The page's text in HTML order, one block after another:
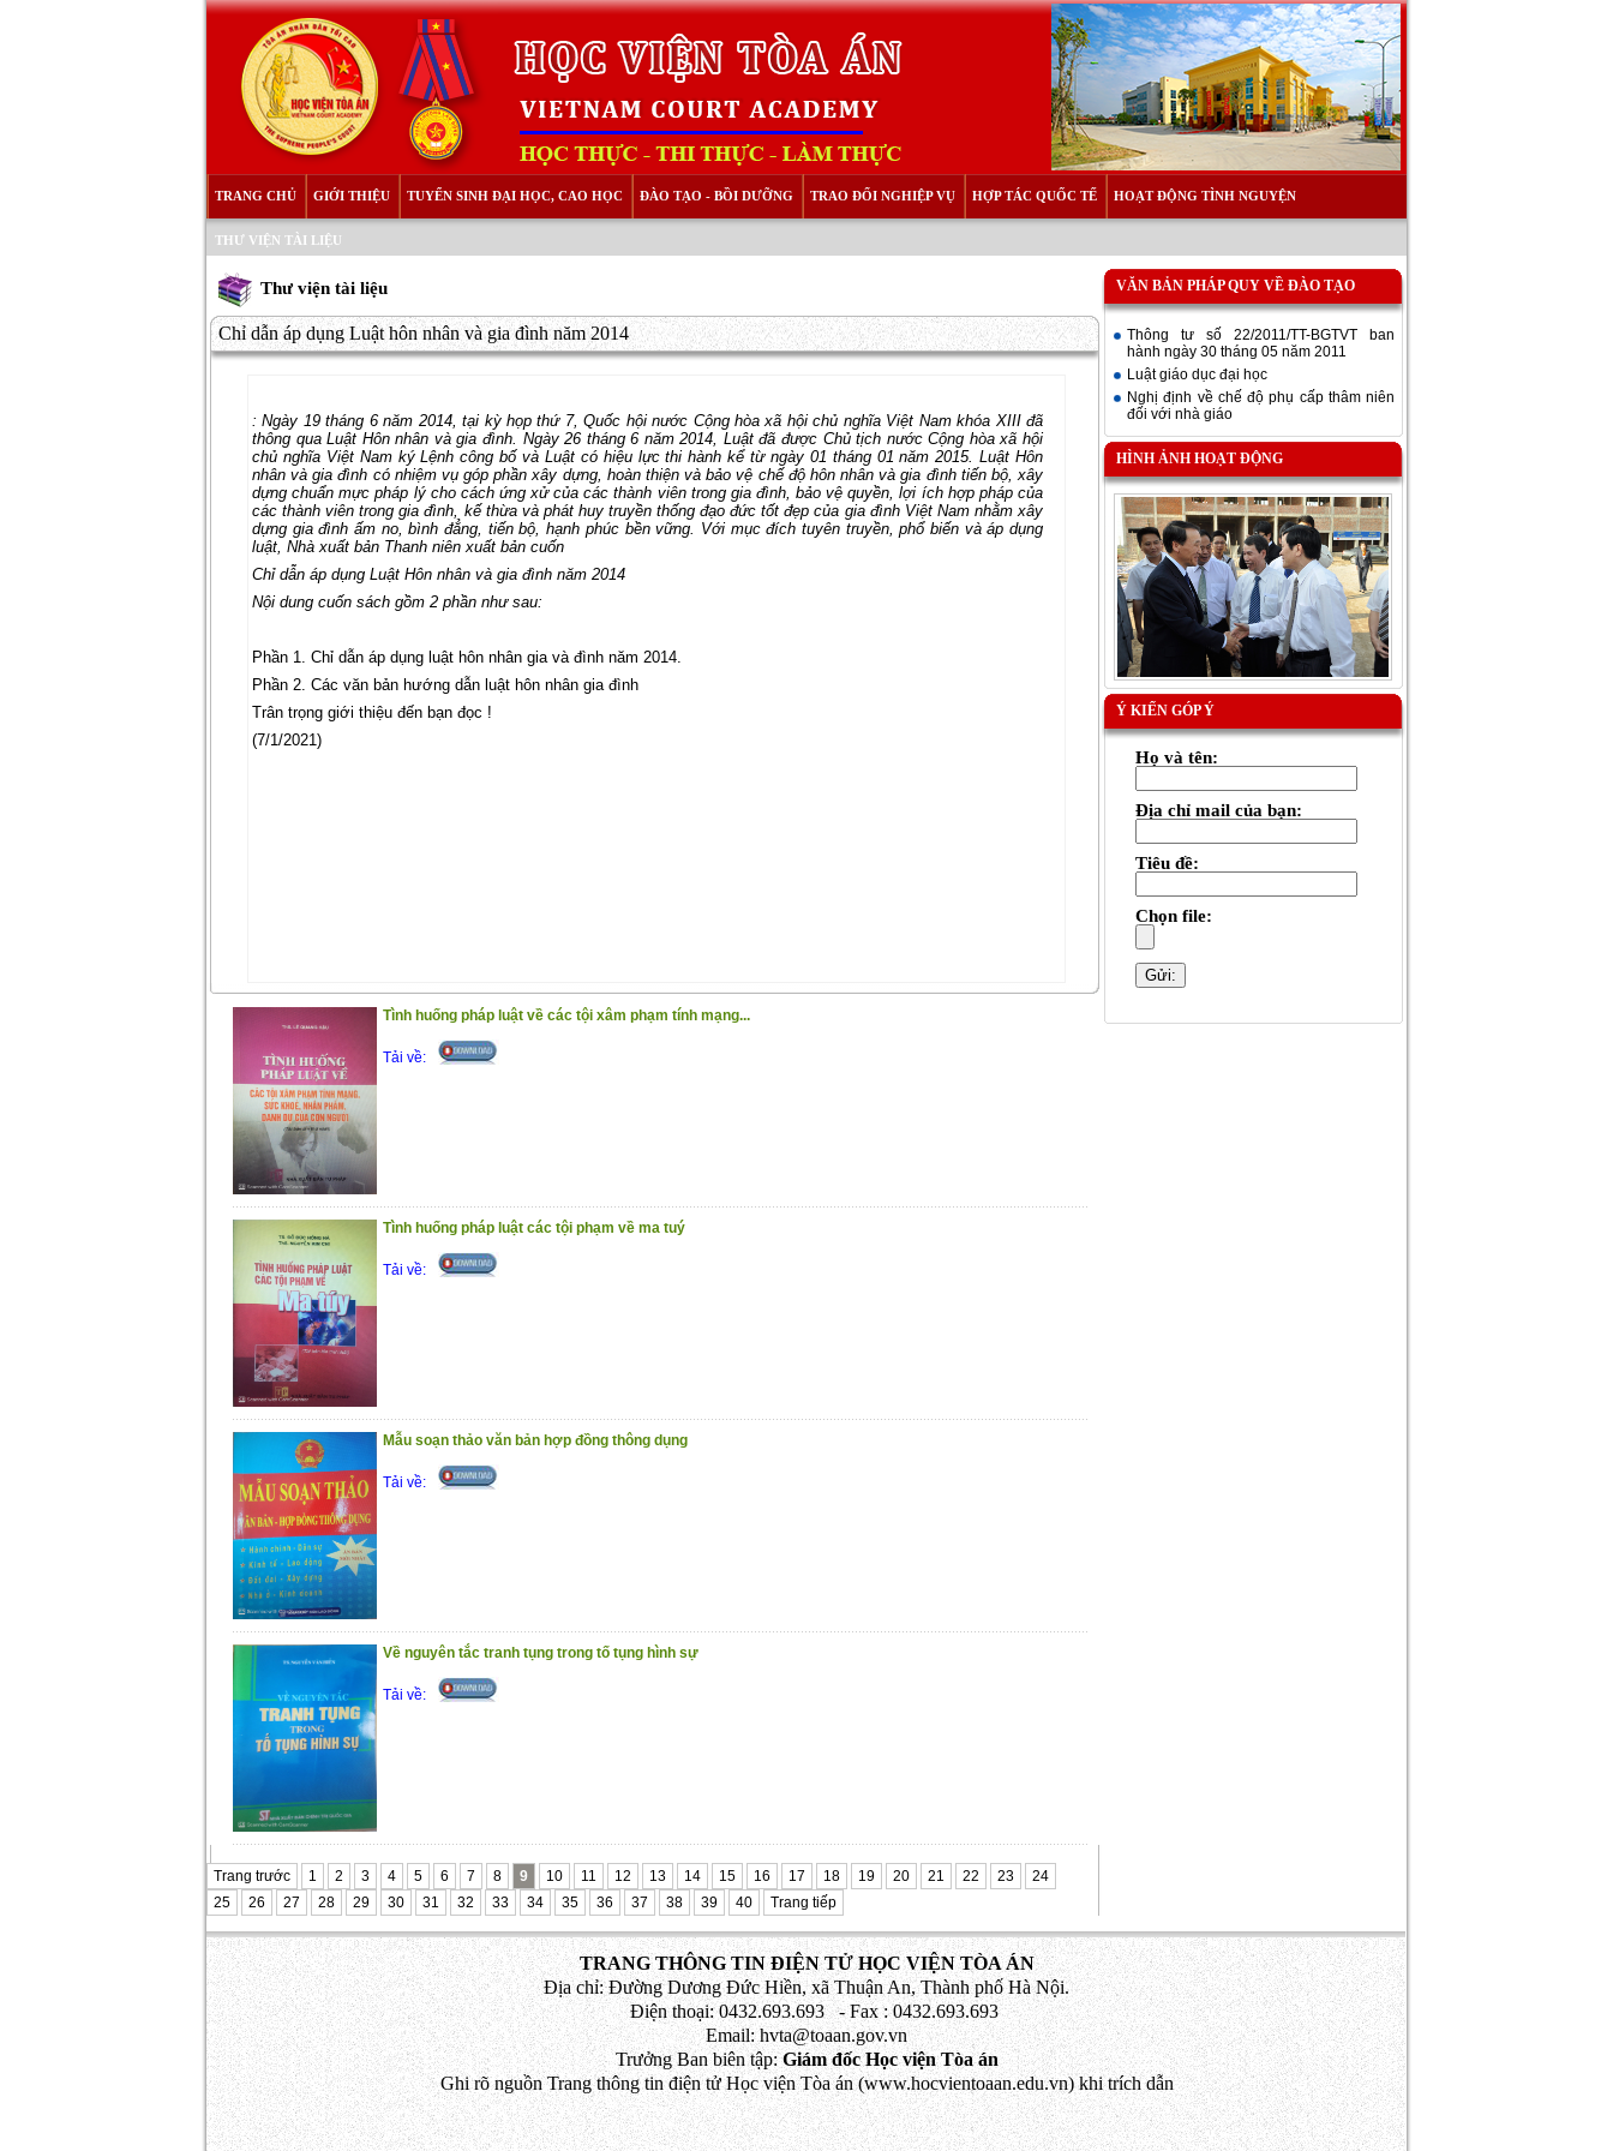
TRANG CHỦ GIỚI THIỆU TUYỂN SINH ĐẠI HỌC, CAO HỌC ĐÀO TẠO - BỒI DƯỠNG TRAO ĐỔI NGHIỆP VỤ HỢP TÁC QUỐC TẾ HOẠT ĐỘNG TÌNH NGUYỆN
THƯ VIỆN TÀI LIỆU
Thư viện tài liệu
Chỉ dẫn áp dụng Luật hôn nhân và gia đình năm 2014
:Ngày 19 tháng 6 năm 2014, tại kỳ họp thứ 7, Quốc hội nước Cộng hòa xã hội chủ nghĩa Việt Nam khóa XIII đã
thông qua Luật Hôn nhân và gia đình. Ngày 26 tháng 6 năm 2014, Luật đã được Chủ tịch nước Cộng hòa xã hội
chủ nghĩa Việt Nam ký Lệnh công bố và Luật có hiệu lực thi hành kể từ ngày 01 tháng 01 năm 2015. Luật Hôn
nhân và gia đình có nhiệm vụ góp phần xây dựng, hoàn thiện và bảo vệ chế độ hôn nhân và gia đình tiến bộ, xây
dựng chuẩn mực pháp lý cho cách ứng xử của các thành viên trong gia đình, bảo vệ quyền, lợi ích hợp pháp của
các thành viên trong gia đình, kế thừa và phát huy truyền thống đạo đức tốt đẹp của gia đình Việt Nam nhằm xây
dựng gia đình ấm no, bình đẳng, tiến bộ, hạnh phúc bền vững. Với mục đích tuyên truyền, phổ biến và áp dụng
luật, Nhà xuất bản Thanh niên xuất bản cuốn
Chỉ dẫn áp dụng Luật Hôn nhân và gia đình năm 2014
Nội dung cuốn sách gồm 2 phần như sau:
Phần 1. Chỉ dẫn áp dụng luật hôn nhân gia và đình năm 2014.
Phần 2. Các văn bản hướng dẫn luật hôn nhân gia đình
Trân trọng giới thiệu đến bạn đọc !
(7/1/2021)
Tình huống pháp luật về các tội xâm phạm tính mạng...
Tải về:
Tình huống pháp luật các tội phạm về ma tuý
Tải về:
Mẫu soạn thảo văn bản hợp đồng thông dụng
Tải về:
Về nguyên tắc tranh tụng trong tố tụng hình sự
Tải về:
Trang trước 1 2 3 4 5 6 7 8 9 10 11 12 13 14 15 16 17 18 19 20 21 22 23
24
25
26 27 28 29 30 31 32 33 34 35 36 37 38 39 40 Trang tiếp
VĂN BẢN PHÁP QUY VỀ ĐÀO TẠO
Thông tư số 22/2011/TT-BGTVT ban
hành ngày 30 tháng 05 năm 2011
Luật giáo dục đại học
Nghị định về chế độ phụ cấp thâm niên
đối với nhà giáo
HÌNH ẢNH HOẠT ĐỘNG
Ý KIẾN GÓP Ý
Họ và tên:
Địa chỉ mail của bạn:
Tiêu đề:
Chọn file:
TRANG THÔNG TIN ĐIỆN TỬ HỌC VIỆN TÒA ÁN
Địa chỉ: Đường Dương Đức Hiền, xã Thuận An, Thành phố Hà Nội.
Điện thoại: 0432.693.693 - Fax : 0432.693.693
Email: hvta@toaan.gov.vn
Trưởng Ban biên tập:Giám đốc Học viện Tòa án
Ghi rõ nguồn Trang thông tin điện tử Học viện Tòa án (www.hocvientoaan.edu.vn) khi trích dẫn